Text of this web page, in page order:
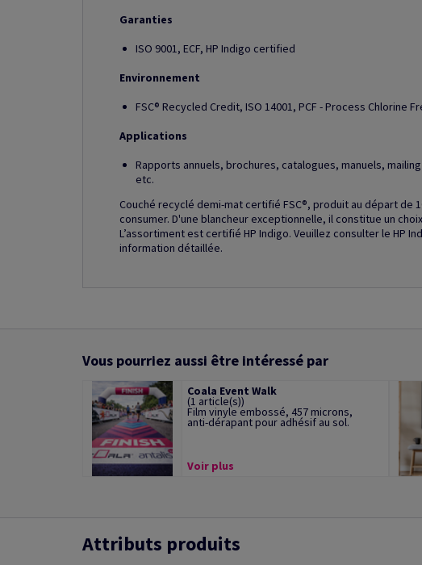
Garanties
ISO 9001, ECF, HP Indigo certified
Environnement
FSC® Recycled Credit, ISO 14001, PCF - Process Chlorine
Applications
Rapports annuels, brochures, catalogues, manuels,
etc.
Couché recyclé demi-mat certifié FSC®, produit au départ de
consumer. D'une blancheur exceptionnelle, il constitue un
L’assortiment est certifié HP Indigo. Veuillez consulter le HP
information détaillée.
Vous pourriez aussi être intéressé par
Coala Event Walk
(1 article(s))
Film vinyle embossé, 457 microns,
anti-dérapant pour adhésif au sol.
Voir plus
Attributs produits